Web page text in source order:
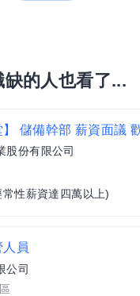
缺的人也看了...
股份有限公司
性薪資達四萬以上)
人員
公司